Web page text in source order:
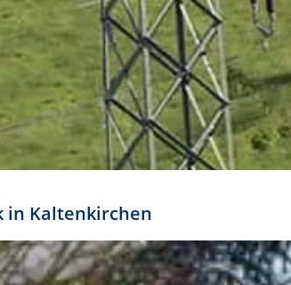
%)
auch größer oder kleiner gesetzt
der Marketingabteilung.
in Kaltenkirchen